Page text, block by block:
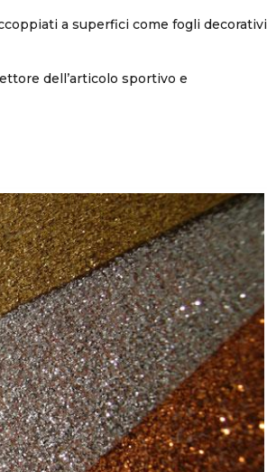
a superfici come fogli decorativi
dell’articolo sportivo e